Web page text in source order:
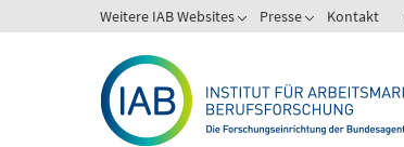
zum
Weitere IAB Websites Presse Kontakt